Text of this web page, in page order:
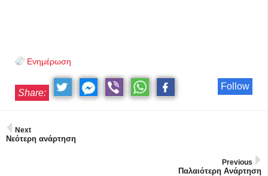
Ενημέρωση
Follow
Share:
Next
Νεότερη ανάρτηση
Previous
Παλαιότερη Ανάρτηση